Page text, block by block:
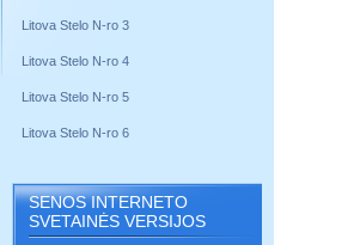
Litova Stelo N-ro 3
Litova Stelo N-ro 4
Litova Stelo N-ro 5
Litova Stelo N-ro 6
SENOS INTERNETO
SVETAINĖS VERSIJOS